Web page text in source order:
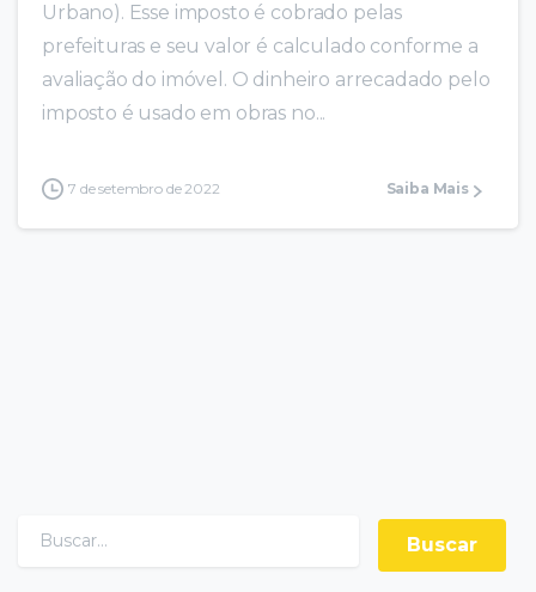
Urbano). Esse imposto é cobrado pelas
prefeituras e seu valor é calculado conforme a
avaliação do imóvel. O dinheiro arrecadado pelo
imposto é usado em obras no...
7 de setembro de 2022 Saiba Mais